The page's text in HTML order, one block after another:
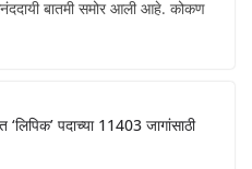
बातमी समोर आली आहे. कोकण
‘लिपिक’ पदाच्या 11403 जागांसाठी